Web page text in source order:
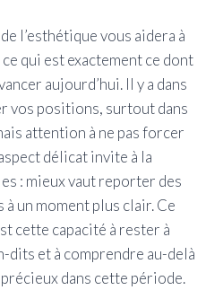
l’esthétique vous aidera à
qui est exactement ce dont
aujourd’hui. Il y a dans
vos positions, surtout dans
attention à ne pas forcer
délicat invite à la
: mieux vaut reporter des
un moment plus clair. Ce
cette capacité à rester à
dits et à comprendre au-delà
dans cette période.